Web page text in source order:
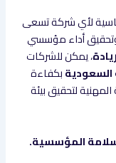
لأي شركة تسعى
وتحقيق أداء مؤسسي
، يمكن للشركات
بكفاءة
لتحقيق بيئة